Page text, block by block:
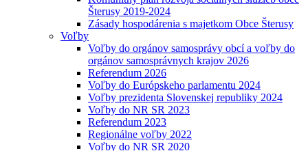
Šterusy 2019-2024
Zásady hospodárenia s majetkom Obce Šterusy
Voľby
Voľby do orgánov samosprávy obcí a voľby do
orgánov samosprávnych krajov 2026
Referendum 2026
Voľby do Európskeho parlamentu 2024
Voľby prezidenta Slovenskej republiky 2024
Voľby do NR SR 2023
Referendum 2023
Regionálne voľby 2022
Voľby do NR SR 2020